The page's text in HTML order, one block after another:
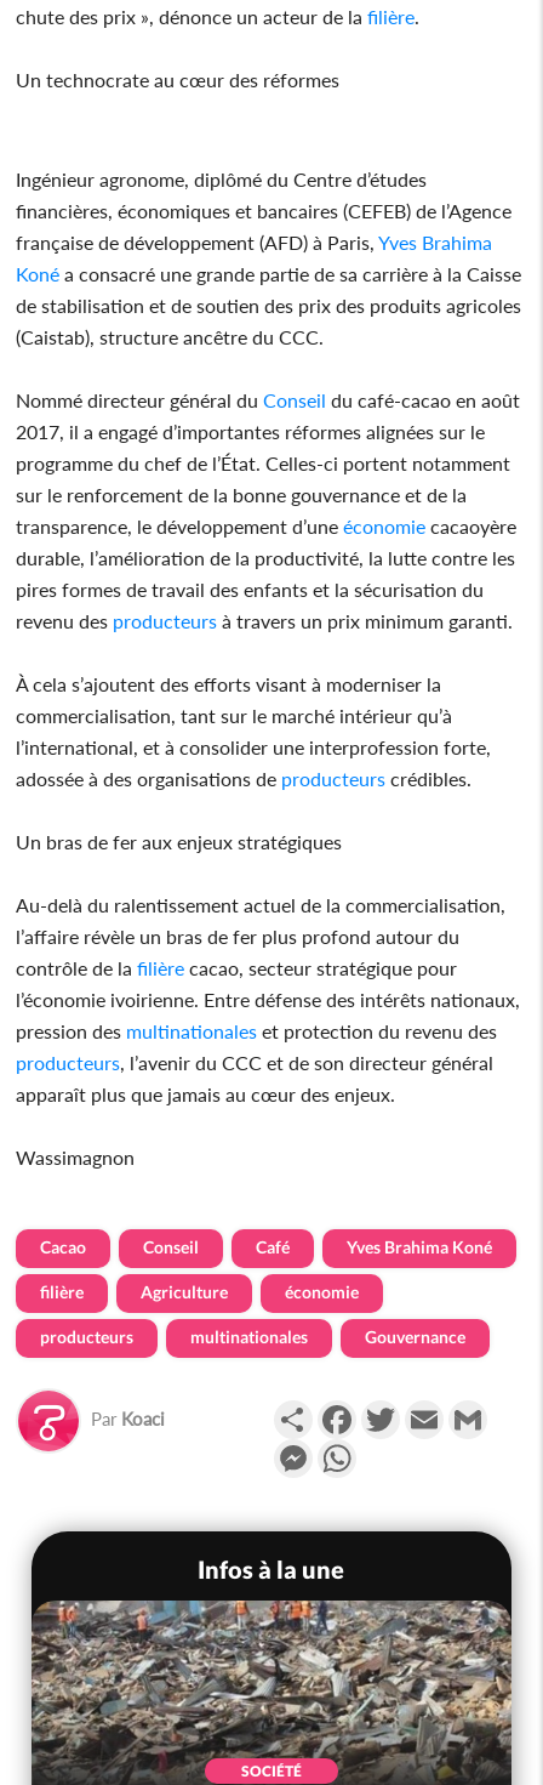
chute des prix », dénonce un acteur de la filière
Un technocrate au cœur des réformes
Ingénieur agronome, diplômé du Centre d’études
financières, économiques et bancaires (CEFEB) de l’Agence
française de développement (AFD) à Paris, Yves Brahima
Koné a consacré une grande partie de sa carrière à la Caisse
de stabilisation et de soutien des prix des produits agricoles
(Caistab), structure ancêtre du CCC.
Nommé directeur général du Conseil du café-cacao en août
2017, il a engagé d’importantes réformes alignées sur le
programme du chef de l’État. Celles-ci portent notamment
sur le renforcement de la bonne gouvernance et de la
transparence, le développement d’une économie cacaoyère
durable, l’amélioration de la productivité, la lutte contre les
pires formes de travail des enfants et la sécurisation du
revenu des producteurs à travers un prix minimum garanti.
À cela s’ajoutent des efforts visant à moderniser la
commercialisation, tant sur le marché intérieur qu’à
l’international, et à consolider une interprofession forte,
adossée à des organisations de producteurs crédibles.
Un bras de fer aux enjeux stratégiques
Au-delà du ralentissement actuel de la commercialisation,
l’affaire révèle un bras de fer plus profond autour du
contrôle de la filière cacao, secteur stratégique pour
l’économie ivoirienne. Entre défense des intérêts nationaux,
pression des multinationales et protection du revenu des
producteurs , l’avenir du CCC et de son directeur général
apparaît plus que jamais au cœur des enjeux.
Wassimagnon
Cacao Conseil Café Yves Brahima Koné
filière Agriculture économie
producteurs multinationales Gouvernance
Par Koaci PartagerFacebookTwitterEmail
Messenger
Infos à la une
SOCIÉTÉ